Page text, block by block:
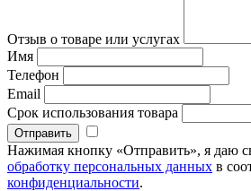
Отзыв о товаре или услугах
Имя
Телефон
Email
Срок использования товара
Нажимая кнопку «Отправить», я даю
обработку персональных данных в
конфиденциальности.